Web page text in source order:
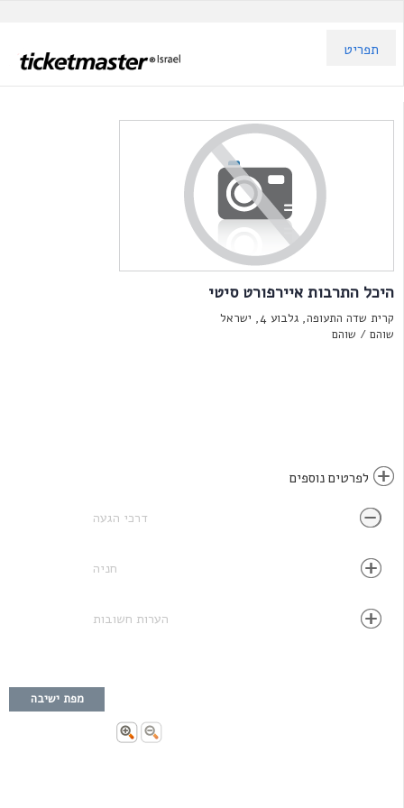
תפריט
היכל התרבות איירפורט סיטי
קרית שדה התעופה, גלבוע 4, ישראל
שוהם / שוהם
לפרטים נוספים
דרכי הגעה
חניה
הערות חשובות
מפת ישיבה